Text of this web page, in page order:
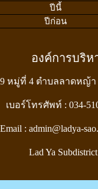
ปีนี้
ปีก่อน
องค์การบริ
หมู่ที่ 4 ตำบลลาดหญ้า
เบอร์โทรศัพท์ : 034-
Email : admin@ladya-
Lad Ya